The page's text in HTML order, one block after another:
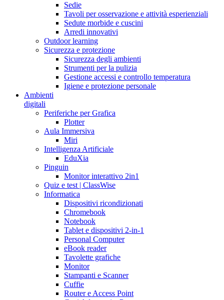
Sedie
Tavoli per osservazione e attività esperienziali
Sedute morbide e cuscini
Arredi innovativi
Outdoor learning
Sicurezza e protezione
Sicurezza degli ambienti
Strumenti per la pulizia
Gestione accessi e controllo temperatura
Igiene e protezione personale
Ambienti
digitali
Periferiche per Grafica
Plotter
Aula Immersiva
Miri
Intelligenza Artificiale
EduXia
Pinguin
Monitor interattivo 2in1
Quiz e test | ClassWise
Informatica
Dispositivi ricondizionati
Chromebook
Notebook
Tablet e dispositivi 2-in-1
Personal Computer
eBook reader
Tavolette grafiche
Monitor
Stampanti e Scanner
Cuffie
Router e Access Point